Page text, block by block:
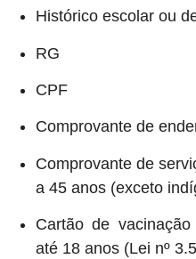
Histórico escolar ou
RG
CPF
Comprovante de
Comprovante de
a 45 anos (exceto
Cartão de
até 18 anos (Lei nº